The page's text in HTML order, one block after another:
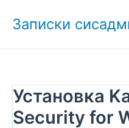
Записки
Установка
Security for